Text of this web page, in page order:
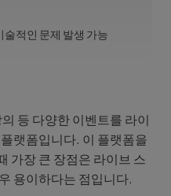
술적인 문제 발생 가능
등 다양한 이벤트를 라이
랫폼입니다. 이 플랫폼을
가장 큰 장점은 라이브 스
용이하다는 점입니다.